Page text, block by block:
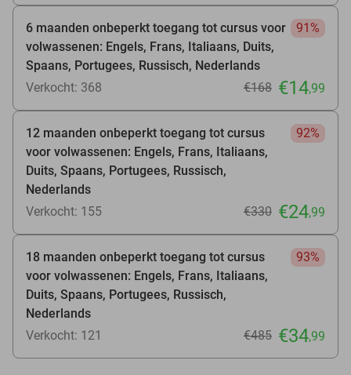
6 maanden onbeperkt toegang tot cursus voor
volwassenen: Engels, Frans, Italiaans, Duits,
Spaans, Portugees, Russisch, Nederlands
91%
Verkocht: 368 €168 €14,99
12 maanden onbeperkt toegang tot cursus
voor volwassenen: Engels, Frans, Italiaans,
Duits, Spaans, Portugees, Russisch,
Nederlands
92%
Verkocht: 155 €330 €24,99
18 maanden onbeperkt toegang tot cursus
voor volwassenen: Engels, Frans, Italiaans,
Duits, Spaans, Portugees, Russisch,
Nederlands
93%
Verkocht: 121 €485 €34,99